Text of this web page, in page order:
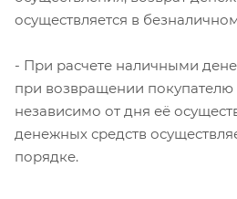
осуществляется в
- При расчете наличными
при возвращении покупателю
независимо от дня её
денежных средств
порядке.